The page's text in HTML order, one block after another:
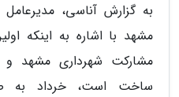
به گزارش آناسی، مدیرعامل
مشهد با اشاره به اینکه
مشارکت شهرداری مشهد
ساخت است، خرداد به